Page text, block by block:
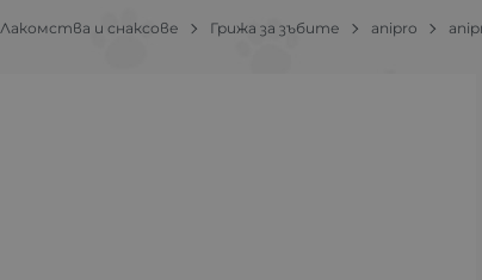
Лакомства и снаксове Грижа за зъбите anipro